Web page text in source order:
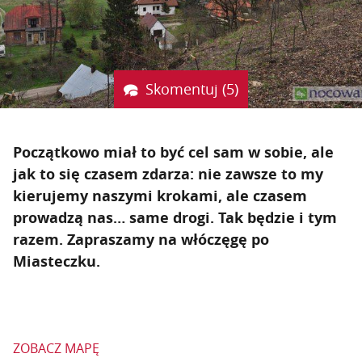
Skomentuj (5)
Początkowo miał to być cel sam w sobie, ale
jak to się czasem zdarza: nie zawsze to my
kierujemy naszymi krokami, ale czasem
prowadzą nas… same drogi. Tak będzie i tym
razem. Zapraszamy na włóczęgę po
Miasteczku.
ZOBACZ MAPĘ